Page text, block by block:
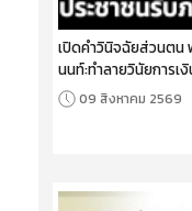
เปิดคำวินิจฉัยส่วนตน
นนท์:ทำลายวินัยการเ
09 สิงหาคม 2569